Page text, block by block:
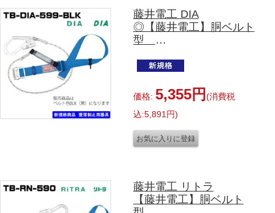
藤井電工 DIA
◎【藤井電工】胴ベルト
型
BP
価格: 5,355円 (消費税
込:5,891円)
藤井電工 リトラ
【藤井電工】胴ベルト